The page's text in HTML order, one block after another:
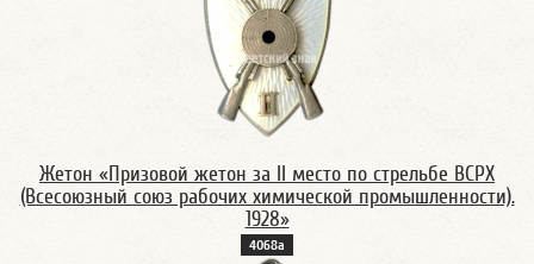
Жетон «Призовой жетон за II место по стрельбе ВСРХ
(Всесоюзный союз рабочих химической промышленности).
1928»
4068а